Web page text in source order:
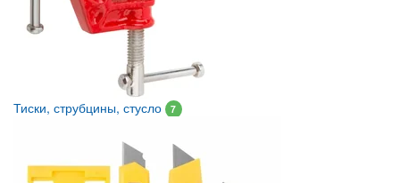
Тиски, струбцины, стусло 7